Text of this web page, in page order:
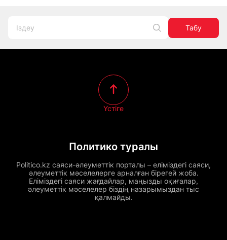
Табу
Политико туралы
Politico.kz саяси-әлеуметтік порталы – еліміздегі саяси,
әлеуметтік мәселелерге арналған бірегей жоба.
Еліміздегі саяси жағдайлар, маңызды оқиғалар,
әлеуметтік мәселелер біздің назарымыздан тыс
қалмайды.
Үстіге